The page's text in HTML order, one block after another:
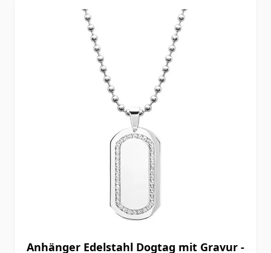
Anhänger Edelstahl Dogtag mit Gravur -